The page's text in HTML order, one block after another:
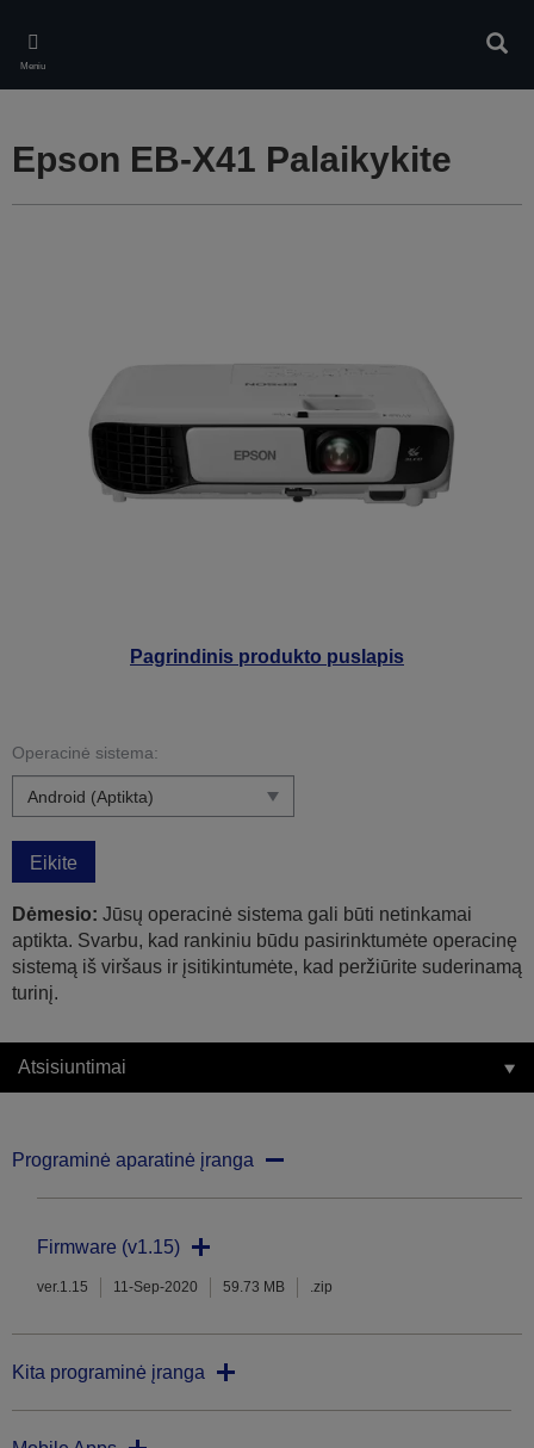
main
content
Meniu
Pagrindinis produkto puslapis
Epson EB-X41 Palaikykite
Operacinė sistema:
Eikite
Dėmesio: Jūsų operacinė sistema gali būti netinkamai
aptikta. Svarbu, kad rankiniu būdu pasirinktumėte operacinę
sistemą iš viršaus ir įsitikintumėte, kad peržiūrite suderinamą
turinį.
Atsisiuntimai
Programinė aparatinė įranga
Firmware (v1.15)
ver.1.15 11-Sep-2020 59.73 MB .zip
Kita programinė įranga